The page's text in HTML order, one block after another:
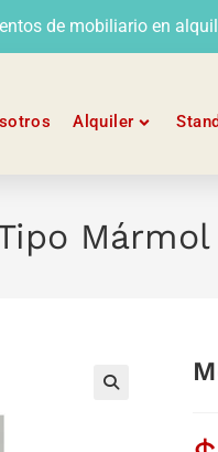
de mobiliario en
Alquiler
Mármol